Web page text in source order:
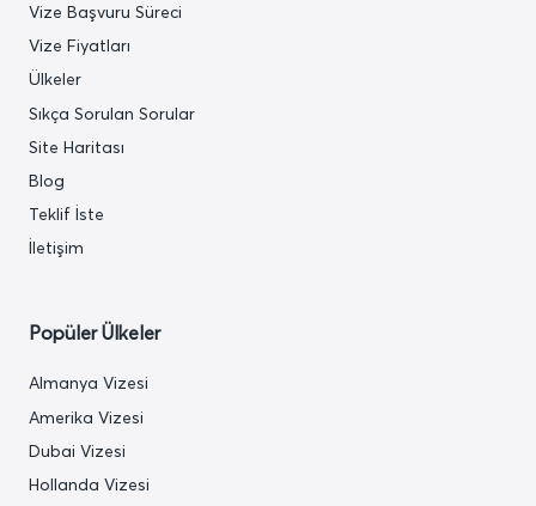
Vize Başvuru Süreci
Vize Fiyatları
Ülkeler
Sıkça Sorulan Sorular
Site Haritası
Blog
Teklif İste
İletişim
Popüler Ülkeler
Almanya Vizesi
Amerika Vizesi
Dubai Vizesi
Hollanda Vizesi